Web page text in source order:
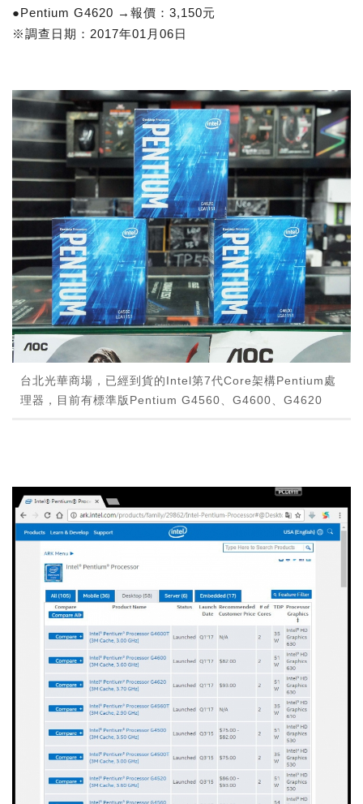
●Pentium G4620 →報價：3,150元
※調查日期：2017年01月06日
台北光華商場，已經到貨的Intel第7代Core架構Pentium處
理器，目前有標準版Pentium G4560、G4600、G4620